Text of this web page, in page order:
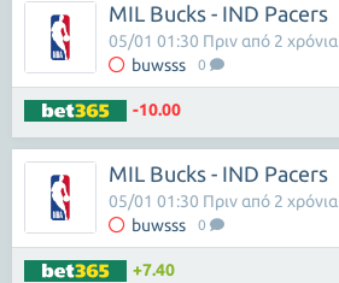
MIL Bucks - IND Pacers
buwsss 0
05/01 01:30 Πριν από 2 χρόνια
-10.00
MIL Bucks - IND Pacers
buwsss 0
05/01 01:30 Πριν από 2 χρόνια
+7.40